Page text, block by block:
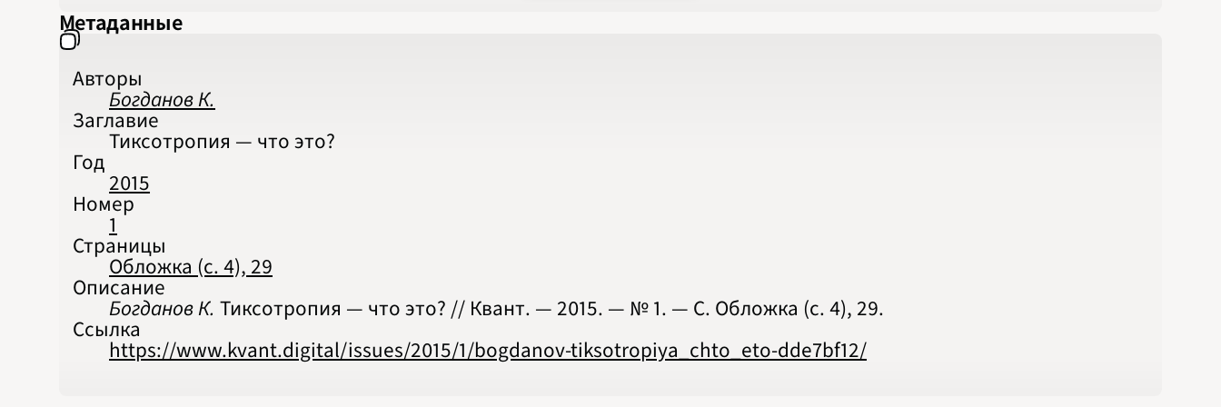
Метаданные
Авторы
Богданов К.
Заглавие
Тиксотропия — что это?
Год
2015
Номер
1
Страницы
Обложка (с. 4), 29
Описание
Богданов К. Тиксотропия — что это? // Квант. — 2015. — № 1. — С. Обложка (с. 4), 29.
Ссылка
https://www.kvant.digital/issues/2015/1/bogdanov-tiksotropiya_chto_eto-dde7bf12/